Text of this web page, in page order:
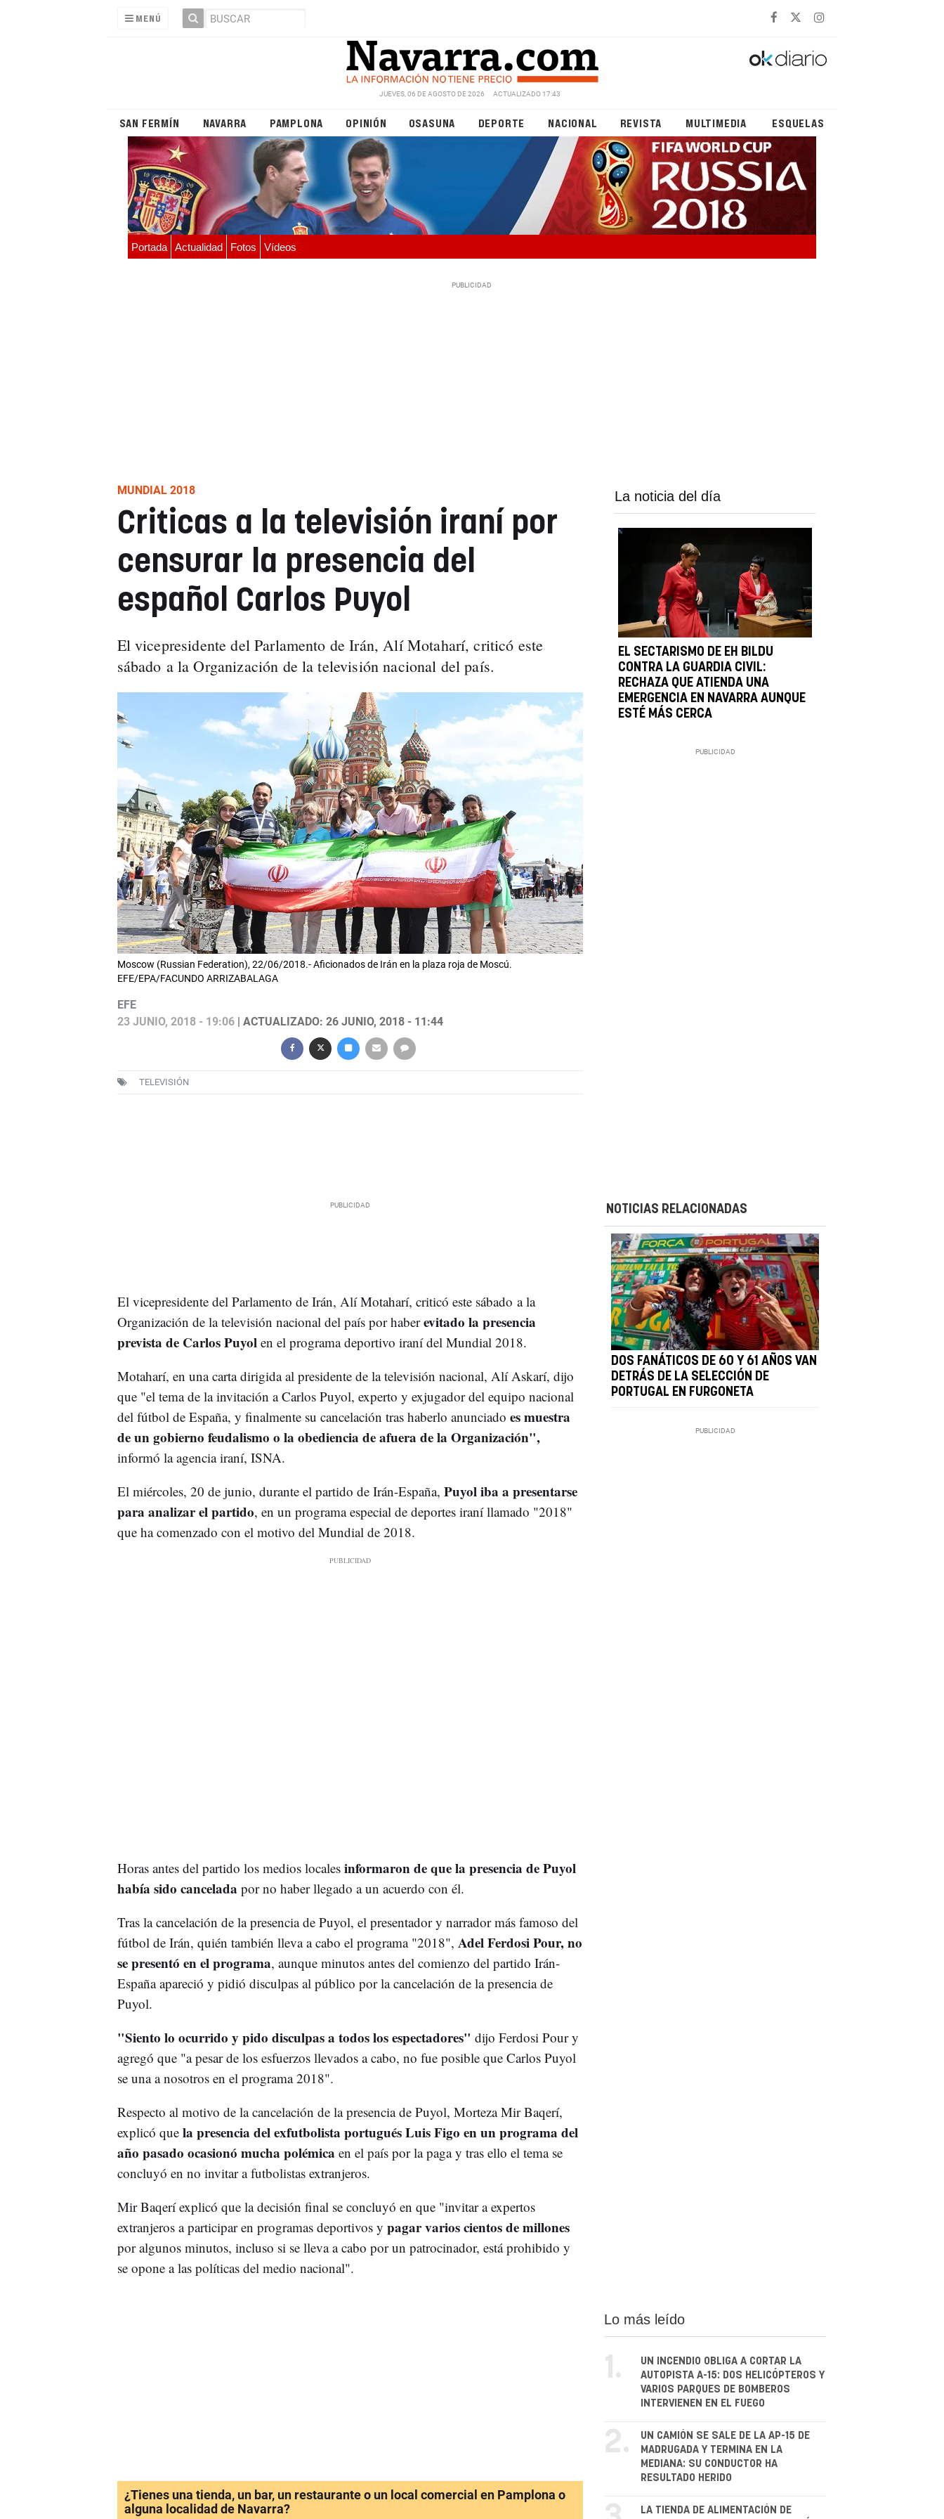
MENÚ
JUEVES, 06 DE AGOSTO DE 2026 ACTUALIZADO 17:43
SAN FERMÍN NAVARRA PAMPLONA OPINIÓN OSASUNA DEPORTE NACIONAL REVISTA MULTIMEDIA ESQUELAS
Portada Actualidad Fotos Vídeos
MUNDIAL 2018
Criticas a la televisión iraní por
censurar la presencia del
español Carlos Puyol
El vicepresidente del Parlamento de Irán, Alí Motaharí, criticó este
sábado a la Organización de la televisión nacional del país.
Moscow (Russian Federation), 22/06/2018.- Aficionados de Irán en la plaza roja de Moscú.
EFE/EPA/FACUNDO ARRIZABALAGA
EFE
23 JUNIO, 2018 - 19:06| ACTUALIZADO: 26 JUNIO, 2018 - 11:44
TELEVISIÓN
La noticia del día
EL SECTARISMO DE EH BILDU
CONTRA LA GUARDIA CIVIL:
RECHAZA QUE ATIENDA UNA
EMERGENCIA EN NAVARRA AUNQUE
ESTÉ MÁS CERCA
El vicepresidente del Parlamento de Irán, Alí Motaharí, criticó este sábado a la
Organización de la televisión nacional del país por haberevitado la presencia
prevista de Carlos Puyol en el programa deportivo iraní del Mundial 2018.
Motaharí, en una carta dirigida al presidente de la televisión nacional, Alí Askarí, dijo
que "el tema de la invitación a Carlos Puyol, experto y exjugador del equipo nacional
del fútbol de España, y finalmente su cancelación tras haberlo anunciado es muestra
de un gobierno feudalismo o la obediencia de afuera de la Organización",
informó la agencia iraní, ISNA.
El miércoles, 20 de junio, durante el partido de Irán-España, Puyol iba a presentarse
para analizar el partido, en un programa especial de deportes iraní llamado "2018"
que ha comenzado con el motivo del Mundial de 2018.
Horas antes del partido los medios localesinformaron de que la presencia de Puyol
había sido cancelada por no haber llegado a un acuerdo con él.
Tras la cancelación de la presencia de Puyol, el presentador y narrador más famoso del
fútbol de Irán, quién también lleva a cabo el programa "2018", Adel Ferdosi Pour, no
se presentó en el programa, aunque minutos antes del comienzo del partido Irán-
España apareció y pidió disculpas al público por la cancelación de la presencia de
Puyol.
"Siento lo ocurrido y pido disculpas a todos los espectadores" dijo Ferdosi Pour y
agregó que "a pesar de los esfuerzos llevados a cabo, no fue posible que Carlos Puyol
se una a nosotros en el programa 2018".
Respecto al motivo de la cancelación de la presencia de Puyol, Morteza Mir Baqerí,
explicó que la presencia del exfutbolista portugués Luis Figo en un programa del
año pasado ocasionó mucha polémica en el país por la paga y tras ello el tema se
concluyó en no invitar a futbolistas extranjeros.
Mir Baqerí explicó que la decisión final se concluyó en que "invitar a expertos
extranjeros a participar en programas deportivos y pagar varios cientos de millones
por algunos minutos, incluso si se lleva a cabo por un patrocinador, está prohibido y
se opone a las políticas del medio nacional".
NOTICIAS RELACIONADAS
DOS FANÁTICOS DE 60 Y 61 AÑOS VAN
DETRÁS DE LA SELECCIÓN DE
PORTUGAL EN FURGONETA
¿Tienes una tienda, un bar, un restaurante o un local comercial en Pamplona o
alguna localidad de Navarra?
Lo más leído
1.
UN INCENDIO OBLIGA A CORTAR LA
AUTOPISTA A-15: DOS HELICÓPTEROS Y
VARIOS PARQUES DE BOMBEROS
INTERVIENEN EN EL FUEGO
2.
UN CAMIÓN SE SALE DE LA AP-15 DE
MADRUGADA Y TERMINA EN LA
MEDIANA: SU CONDUCTOR HA
RESULTADO HERIDO
LA TIENDA DE ALIMENTACIÓN DE